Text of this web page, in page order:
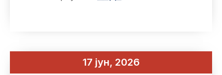
17 јун, 2026